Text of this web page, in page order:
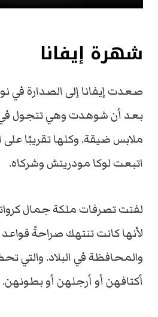
شهرة إيفانا
صعدت إيفانا إلى الصدارة في
بعد أن شوهدت وهي تتجول في
ملابس ضيقة. وكلها تقريبًا على
اتبعت لوكا مودريتش وشركاه.
لفتت تصرفات ملكة جمال
لأنها كانت تنتهك صراحةً
والمحافظة في البلاد. والتي
أكتافهن أو أرجلهن أو بطونهن.